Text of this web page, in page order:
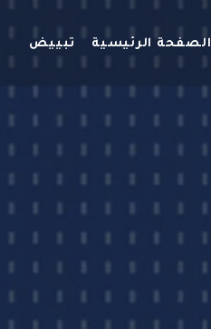
الصفحة الرئيسية تبييض